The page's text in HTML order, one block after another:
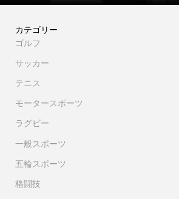
カテゴリー
ゴルフ
サッカー
テニス
モータースポーツ
ラグビー
一般スポーツ
五輪スポーツ
格闘技